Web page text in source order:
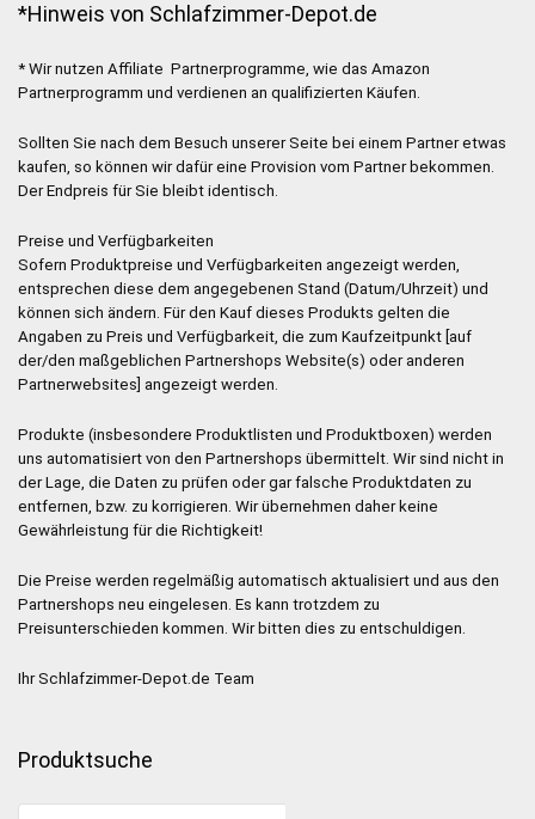
*Hinweis von Schlafzimmer-Depot.de
* Wir nutzen Affiliate Partnerprogramme, wie das Amazon
Partnerprogramm und verdienen an qualifizierten Käufen.
Sollten Sie nach dem Besuch unserer Seite bei einem Partner etwas
kaufen, so können wir dafür eine Provision vom Partner bekommen.
Der Endpreis für Sie bleibt identisch.
Preise und Verfügbarkeiten
Sofern Produktpreise und Verfügbarkeiten angezeigt werden,
entsprechen diese dem angegebenen Stand (Datum/Uhrzeit) und
können sich ändern. Für den Kauf dieses Produkts gelten die
Angaben zu Preis und Verfügbarkeit, die zum Kaufzeitpunkt [auf
der/den maßgeblichen Partnershops Website(s) oder anderen
Partnerwebsites] angezeigt werden.
Produkte (insbesondere Produktlisten und Produktboxen) werden
uns automatisiert von den Partnershops übermittelt. Wir sind nicht in
der Lage, die Daten zu prüfen oder gar falsche Produktdaten zu
entfernen, bzw. zu korrigieren. Wir übernehmen daher keine
Gewährleistung für die Richtigkeit!
Die Preise werden regelmäßig automatisch aktualisiert und aus den
Partnershops neu eingelesen. Es kann trotzdem zu
Preisunterschieden kommen. Wir bitten dies zu entschuldigen.
Ihr Schlafzimmer-Depot.de Team
Produktsuche